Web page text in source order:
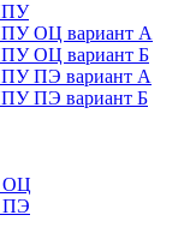
ОЦ вариант А
ОЦ вариант Б
ПЭ вариант А
ПЭ вариант Б
ОЦ
ПЭ